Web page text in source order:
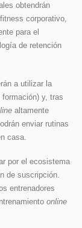
obtendrán
corporativo,
para el
de retención
a utilizar la
y, tras
altamente
enviar rutinas
casa.
por el ecosistema
de suscripción.
entrenadores
online